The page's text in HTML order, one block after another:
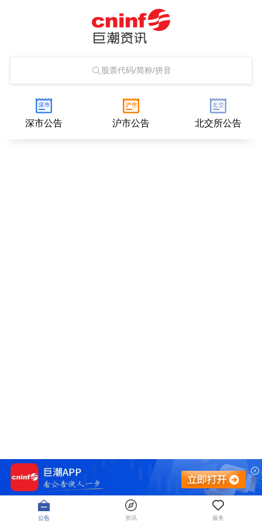
股票代码/简称/拼音
深市公告 沪市公告 北交所公告
公告 资讯 服务